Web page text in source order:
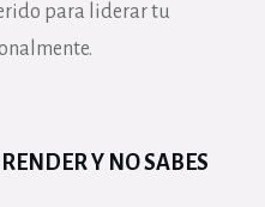
para liderar tu
Y NO SABES